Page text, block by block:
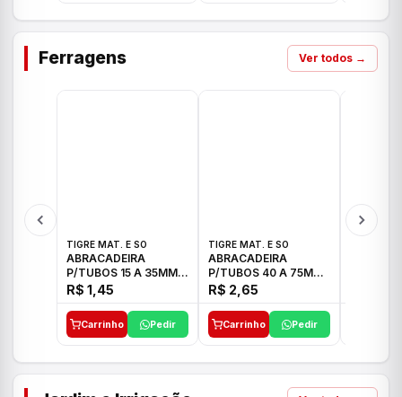
Ferragens Ver todos →
TIGRE MAT. E SO
ABRACADEIRA
P/TUBOS 15 A 35MM
TIGRE
R$ 1,45
Carrinho Pedir
TIGRE MAT. E SO
ABRACADEIRA
P/TUBOS 40 A 75MM
TIGRE
R$ 2,65
Carrinho Pedir